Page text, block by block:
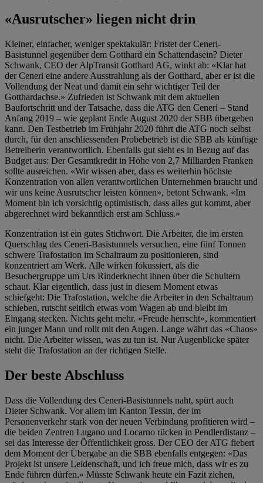
«Ausrutscher» liegen nicht drin
Kleiner, einfacher, weniger spektakulär: Fristet derCeneri-
Basistunnel gegenüber dem Gotthard ein Schattendasein? Dieter
Schwank, CEO derAlpTransit Gotthard AG, winkt ab: «Klar hat
derCeneri eine andere Ausstrahlung als der Gotthard, aber er ist die
Vollendung der Neat und damit ein sehr wichtiger Teil der
Gotthardachse.» Zufrieden ist Schwank mit dem aktuellen
Baufortschritt und der Tatsache, dass die ATG den Ceneri – Stand
Anfang 2019 – wie geplant Ende August 2020 der SBB übergeben
kann. Den Testbetrieb im Frühjahr 2020 führt die ATG noch selbst
durch, für den anschliessenden Probebetrieb ist die SBB als künftige
Betreiberin verantwortlich. Ebenfalls gut sieht es in Bezug auf das
Budget aus: Der Gesamtkredit in Höhe von 2,7 Milliarden Franken
sollte ausreichen. «Wir wissen aber, dass es weiterhin höchste
Konzentration von allen verantwortlichen Unternehmen braucht und
wir uns keine Ausrutscher leisten können», betont Schwank. «Im
Moment bin ich vorsichtig optimistisch, dass alles gut kommt, aber
abgerechnet wird bekanntlich erst am Schluss.»
Konzentration ist ein gutes Stichwort. Die Arbeiter, die im ersten
Querschlag des Ceneri-Basistunnels versuchen, eine fünf Tonnen
schwere Trafostation im Schaltraum zu positionieren, sind
konzentriert am Werk. Alle wirken fokussiert, als die
Besuchergruppe um Urs Rinderknecht ihnen über die Schultern
schaut. Klar eigentlich, dass just in diesem Moment etwas
schiefgeht: Die Trafostation, welche die Arbeiter in den Schaltraum
schieben, rutscht seitlich etwas vom Wagen ab und bleibt im
Eingang stecken. Nichts geht mehr. «Freude herrscht», kommentiert
ein junger Mann und rollt mit den Augen. Lange währt das «Chaos»
nicht. Die Arbeiterwissen, was zu tun ist. NurAugenblicke später
steht die Trafostation an der richtigen Stelle.
Der beste Abschluss
Dass die Vollendung des Ceneri-Basistunnels naht, spürt auch
Dieter Schwank. Vor allem im Kanton Tessin, der im
Personenverkehr stark von der neuen Verbindung profitieren wird –
die beiden Zentren Lugano und Locarno rücken in Pendlerdistanz –
sei das Interesse der Öffentlichkeit gross. Der CEO der ATG fiebert
dem Moment der Übergabe an die SBB ebenfalls entgegen: «Das
Projekt ist unsere Leidenschaft, und ich freue mich, dass wir es zu
Ende führen dürfen.» Müsste Schwank heute ein Fazit ziehen,